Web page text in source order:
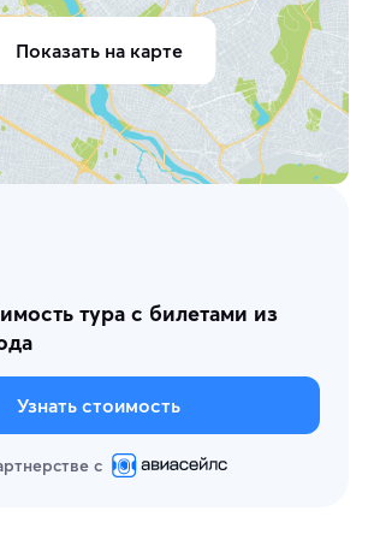
Показать на карте
тура с билетами из
Узнать стоимость
с